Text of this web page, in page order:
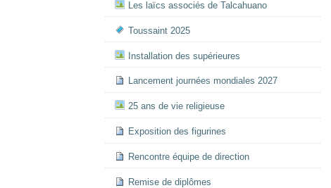
Les laïcs associés de Talcahuano
Toussaint 2025
Installation des supérieures
Lancement journées mondiales 2027
25 ans de vie religieuse
Exposition des figurines
Rencontre équipe de direction
Remise de diplômes